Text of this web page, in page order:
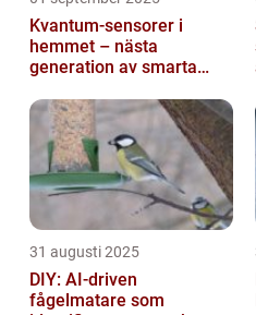
Kvantum-sensorer i
hemmet – nästa
generation av smarta
31 augusti 2025
DIY: AI-driven
fågelmatare som